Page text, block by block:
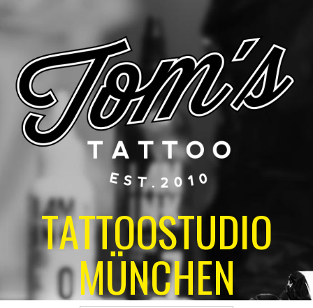
TATTOOSTUDIO
MÜNCHEN